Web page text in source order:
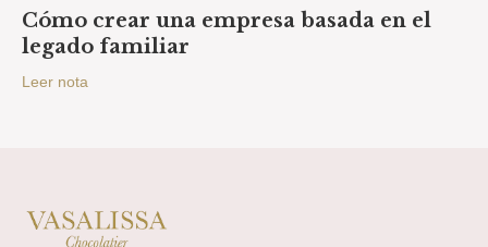
Cómo crear una empresa basada en el
legado familiar
Leer nota